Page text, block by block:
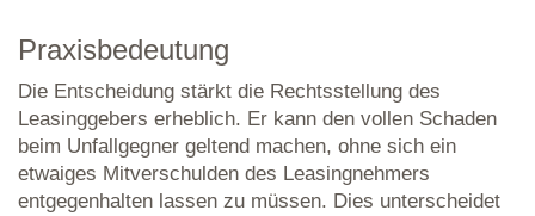
Praxisbedeutung
Die Entscheidung stärkt die Rechtsstellung des
Leasinggebers erheblich. Er kann den vollen Schaden
beim Unfallgegner geltend machen, ohne sich ein
etwaiges Mitverschulden des Leasingnehmers
entgegenhalten lassen zu müssen. Dies unterscheidet